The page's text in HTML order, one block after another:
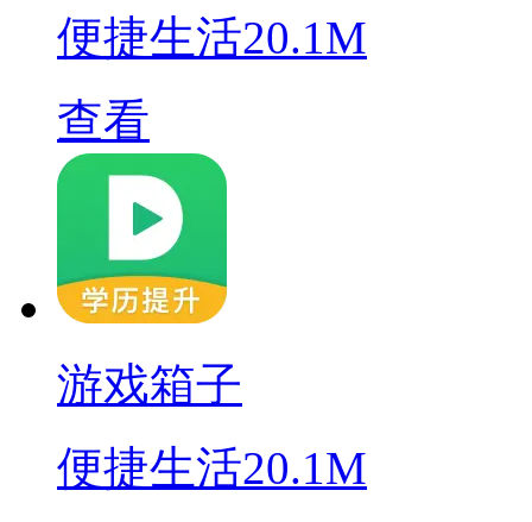
便捷生活20.1M
查看
游戏箱子
便捷生活20.1M